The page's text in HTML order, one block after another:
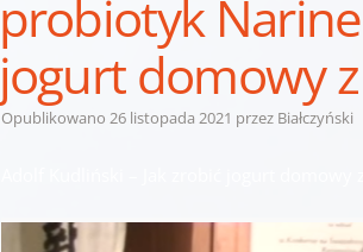
probiotyk
jogurt domowy
Opublikowano26 listopada 2021 przez Białczyński